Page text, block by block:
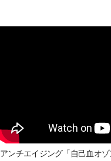
アンチエイジング「自己血オ